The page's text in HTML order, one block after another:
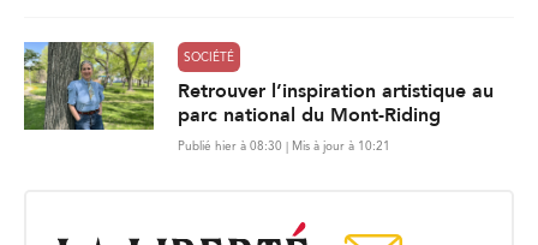
SOCIÉTÉ
Retrouver l’inspiration artistique au
parc national du Mont-Riding
Publié hier à 08:30 | Mis à jour à 10:21